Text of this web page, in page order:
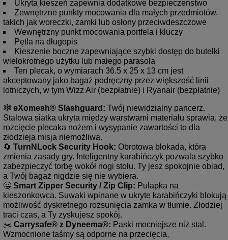
Ukryta kieszeń zapewnia dodatkowe bezpieczeństwo
Zewnętrzne punkty mocowania dla małych przedmiotów,
takich jak woreczki, zamki lub osłony przeciwdeszczowe
Wewnętrzny punkt mocowania portfela i kluczy
Pętla na długopis
Kieszenie boczne zapewniające szybki dostęp do butelki
wielokrotnego użytku lub małego parasola
Ten plecak, o wymiarach 36.5 x 25 x 13 cm jest
akceptowany jako bagaż podręczny przez większość linii
lotniczych, w tym Wizz Air (bezpłatnie) i Ryanair (bezpłatnie)
🕸️ eXomesh® Slashguard: Twój niewidzialny pancerz.
Stalowa siatka ukryta między warstwami materiału sprawia, że
rozcięcie plecaka nożem i wysypanie zawartości to dla
złodzieja misja niemożliwa.
🔄 TurnNLock Security Hook: Obrotowa blokada, która
zmienia zasady gry. Inteligentny karabińczyk pozwala szybko
zabezpieczyć torbę wokół nogi stołu. Ty jesz spokojnie obiad,
a Twój bagaż nigdzie się nie wybiera.
🤐 Smart Zipper Security / Zip Clip: Pułapka na
kieszonkowca. Suwaki wpinane w ukryte karabińczyki blokują
możliwość dyskretnego rozsunięcia zamka w tłumie. Złodziej
traci czas, a Ty zyskujesz spokój.
✂️ Carrysafe® z Dyneema®: Paski mocniejsze niż stal.
Wzmocnione taśmy są odporne na przecięcia,